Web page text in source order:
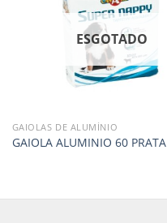
ESGOTADO
GAIOLAS DE ALUMÍNIO
GAIOLA ALUMINIO 60 PRATA